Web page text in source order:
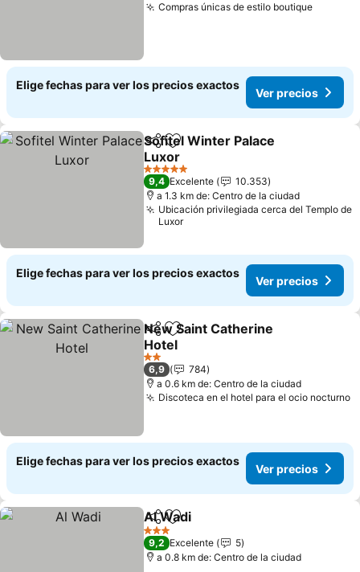
Compras únicas de estilo boutiqueVer
Elige fechas para ver los precios exactos
Ver precios
CompartirAgregar a favoritos
Sofitel Winter Palace
Luxor
Ver precios
5 Estrellas
9,4 Excelente
10.353
a 1.3 km de: Centro de la ciudad
Ubicación privilegiada cerca del Templo de
Luxor
Elige fechas para ver los precios exactos
Ver precios
CompartirAgregar a favoritos
New Saint Catherine
Hotel
Ver precios
2 Estrellas
6,9
784
a 0.6 km de: Centro de la ciudad
Discoteca en el hotel para el ocio nocturno
Elige fechas para ver los precios exactos
Ver precios
CompartirAgregar a favoritos
Al Wadi
3 Estrellas
9,2 Excelente
5
a 0.8 km de: Centro de la ciudad